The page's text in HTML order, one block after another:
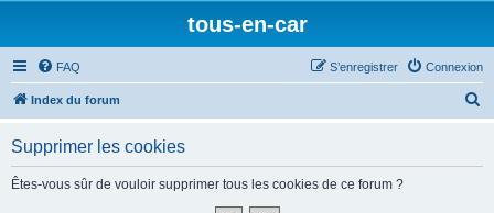
tous-en-car
FAQ Connexion
S’enregistrer
Index du forum
Supprimer les cookies
Êtes-vous sûr de vouloir supprimer tous les cookies de ce forum ?